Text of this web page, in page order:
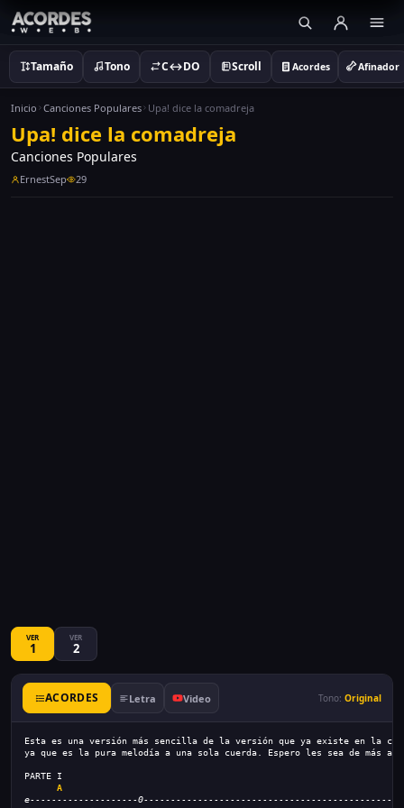
Tamaño Tono C↔DO Scroll Acordes Afinador
Inicio Canciones Populares Upa! dice la comadreja
Upa! dice la comadreja
Canciones Populares
ErnestSep 29
VER
1
VER
2
ACORDES Letra Video Tono: Original
Esta es una versión más sencilla de la versión que ya existe en la
ya que es la pura melodía a una sola cuerda. Espero les sea de más
PARTE I
A
e--------------------0------------------------------------------------